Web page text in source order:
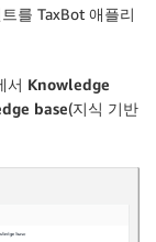
를 TaxBot 애플리
서 Knowledge
base(지식 기반